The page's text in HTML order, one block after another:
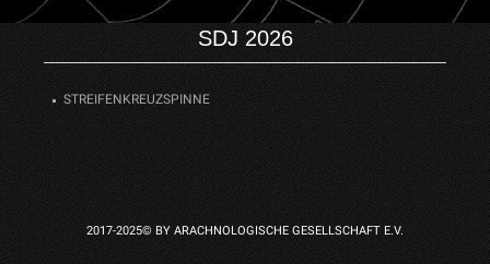
SDJ 2026
STREIFENKREUZSPINNE
2017-2025© BY ARACHNOLOGISCHE GESELLSCHAFT E.V.